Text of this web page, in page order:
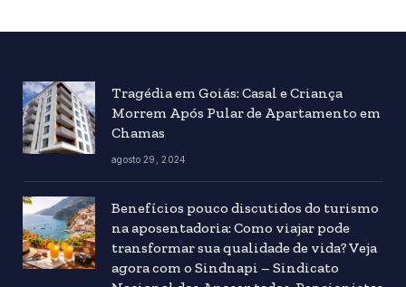
Tragédia em Goiás: Casal e Criança
Morrem Após Pular de Apartamento em
Chamas
agosto 29, 2024
Benefícios pouco discutidos do turismo
na aposentadoria: Como viajar pode
transformar sua qualidade de vida? Veja
agora com o Sindnapi – Sindicato